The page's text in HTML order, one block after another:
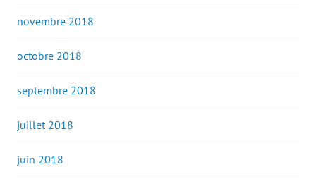
novembre 2018
octobre 2018
septembre 2018
juillet 2018
juin 2018